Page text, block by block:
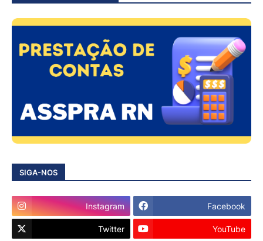
SIGA-NOS
Instagram Facebook
Twitter YouTube